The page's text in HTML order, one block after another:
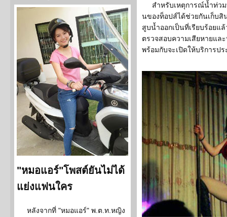
"หมอแอร์"โพสต์ยันไม่ได้
แย่งแฟนใคร
หลังจากที่ "หมอแอร์" พ.ต.ท.หญิง
สำหรับเหตุการณ์น้ำท่ว
นของท็อปส์ได้ช่วยกันเก็บสิ
สูบน้ำออกเป็นที่เรียบร้อยแ
ตรวจสอบความเสียหายแล
พร้อมกับจะเปิดให้บริการป